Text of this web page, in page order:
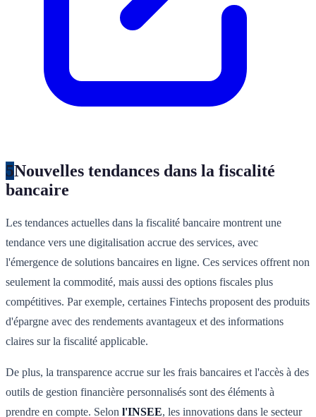
5Nouvelles tendances dans la fiscalité
bancaire
Les tendances actuelles dans la fiscalité bancaire montrent une
tendance vers une digitalisation accrue des services, avec
l'émergence de solutions bancaires en ligne. Ces services offrent non
seulement la commodité, mais aussi des options fiscales plus
compétitives. Par exemple, certaines Fintechs proposent des produits
d'épargne avec des rendements avantageux et des informations
claires sur la fiscalité applicable.
De plus, la transparence accrue sur les frais bancaires et l'accès à des
outils de gestion financière personnalisés sont des éléments à
prendre en compte. Selon l'INSEE, les innovations dans le secteur